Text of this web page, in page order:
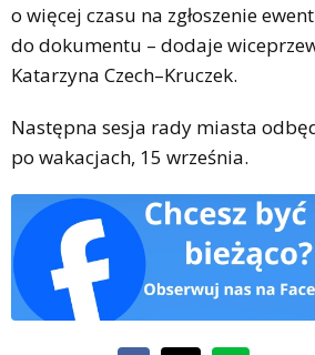
o więcej czasu na zgłoszenie
do dokumentu – dodaje
Katarzyna Czech–Kruczek.
Następna sesja rady miasta
po wakacjach, 15 września.